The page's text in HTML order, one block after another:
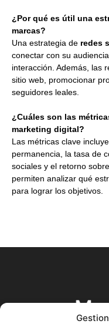
¿Por qué es útil una
marcas?
Una estrategia de redes
conectar con su
interacción. Además, las
sitio web, promocionar
seguidores leales.
¿Cuáles son las
marketing digital?
Las métricas clave
permanencia, la tasa de
sociales y el retorno
permiten analizar qué
para lograr los objetivos.